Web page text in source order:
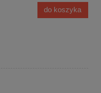
do koszyka